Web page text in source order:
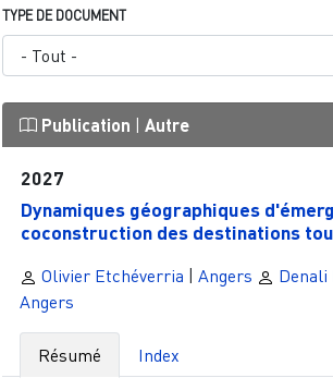
TYPE DE DOCUMENT
Publication | Autre
2027
Dynamiques géographiques
coconstruction des destinations
Olivier Etchéverria Angers Denali
Angers
Résumé Index